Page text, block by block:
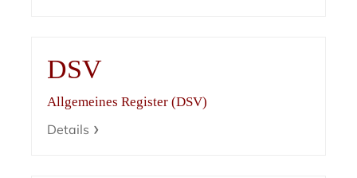
DSV
Allgemeines Register (DSV)
Details